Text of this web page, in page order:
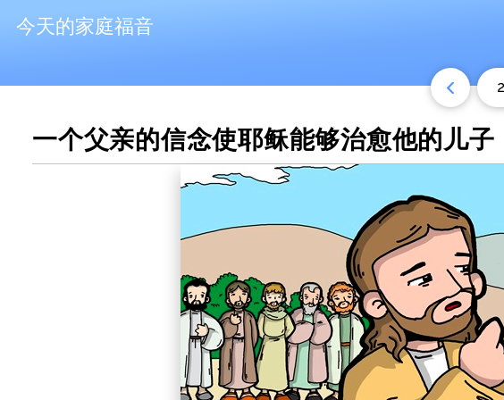
今天的家庭福音
一个父亲的信念使耶稣能够治愈他的儿子